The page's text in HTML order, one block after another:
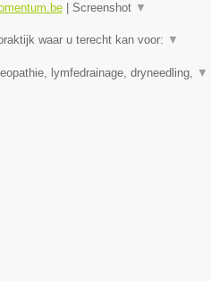
| Screenshot ▼
waar u terecht kan voor: ▼
lymfedrainage, dryneedling, ▼